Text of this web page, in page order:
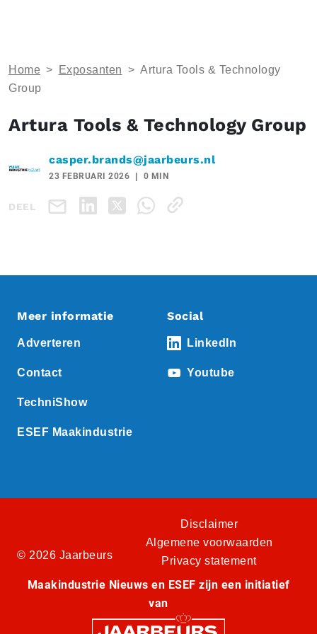
Home > Exposanten > Artura Tools & Technology
Group
Artura Tools & Technology Group
casper.brands@jaarbeurs.nl
23 FEBRUARI 2026 0 MIN
DEEL
Meer informatie
Adverteren
Contact
TechniShow
ESEF Maakindustrie
Social
LinkedIn
Youtube
© 2026 Jaarbeurs
Disclaimer
Algemene voorwaarden
Privacy statement
Maakindustrie Nieuws en ESEF zijn een initiatief
van